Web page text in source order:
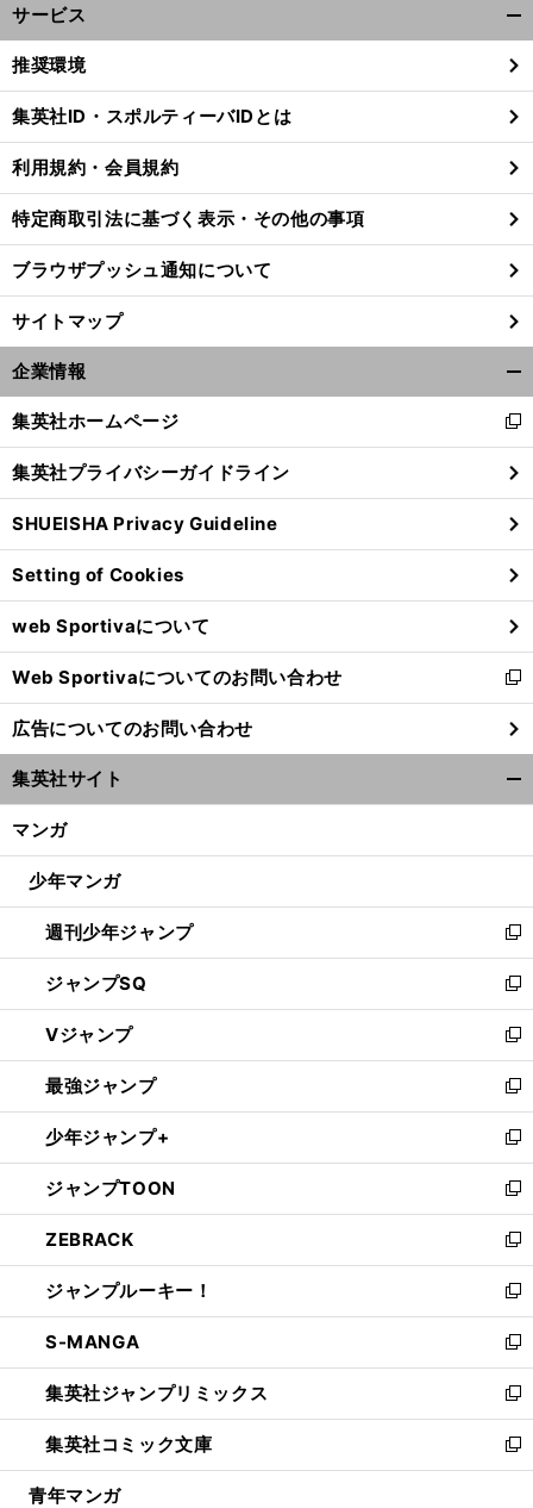
サービス
閉
る
推奨環境
集英社ID・スポルティーバIDとは
利用規約・会員規約
特定商取引法に基づく表示・その他の事項
ブラウザプッシュ通知について
サイトマップ
企業情報
閉
る
集英社ホームページ
新
し
い
ウ
ィ
ン
ド
ウ
で
開
く
集英社プライバシーガイドライン
SHUEISHA Privacy Guideline
Setting of Cookies
web Sportivaについて
Web Sportivaについてのお問い合わせ
新
し
い
ウ
ィ
ン
ウ
開
く
広告についてのお問い合わせ
集英社サイト
マンガ
少年マンガ
週刊少年ジャンプ
新
し
い
ウ
ィ
ン
ド
ウ
で
開
く
ジャンプSQ
新
し
い
ウ
ィ
ン
ド
ウ
で
開
く
Vジャンプ
新
し
い
ウ
ィ
ン
ド
ウ
で
開
く
最強ジャンプ
新
し
い
ウ
ィ
ン
ド
ウ
で
開
く
少年ジャンプ+
新
し
い
ウ
ィ
ン
ド
ウ
で
開
く
ジャンプTOON
新
し
い
ウ
ィ
ン
ド
ウ
で
開
く
ZEBRACK
新
し
い
ウ
ィ
ン
ド
ウ
で
開
ジャンプルーキー！
新
し
い
ウ
ィ
ン
ド
ウ
S-MANGA
新
し
い
ウ
ィ
ン
集英社ジャンプリミックス
新
し
い
ウ
集英社コミック文庫
新
し
青年マンガ